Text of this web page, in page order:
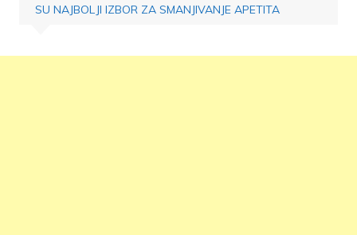
SU NAJBOLJI IZBOR ZA SMANJIVANJE APETITA